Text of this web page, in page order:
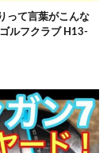
って言葉がこんな
ルフクラブ H13-